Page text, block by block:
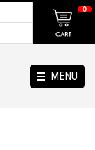
MENU
0